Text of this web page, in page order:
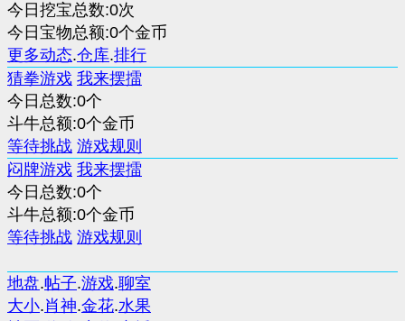
今日挖宝总数:0次
今日宝物总额:0个金币
更多动态.仓库.排行
猜拳游戏 我来摆擂
今日总数:0个
斗牛总额:0个金币
等待挑战 游戏规则
闷牌游戏 我来摆擂
今日总数:0个
斗牛总额:0个金币
等待挑战 游戏规则
地盘.帖子.游戏.聊室
大小.肖神.金花.水果